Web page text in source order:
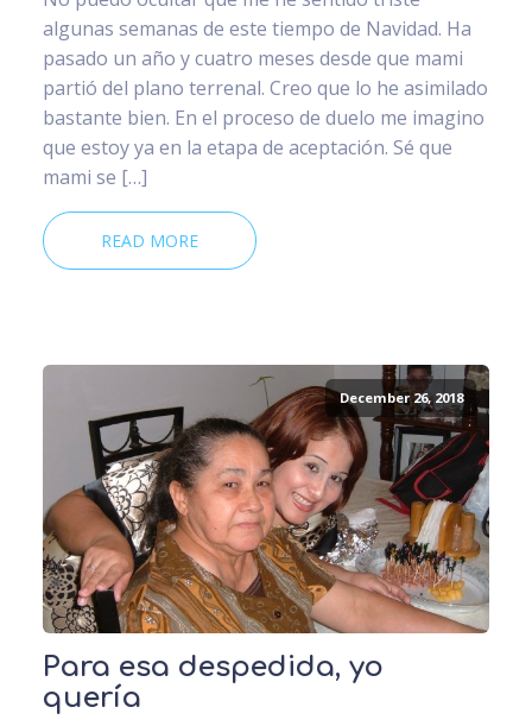
algunas semanas de este tiempo de Navidad. Ha
pasado un año y cuatro meses desde que mami
partió del plano terrenal. Creo que lo he asimilado
bastante bien. En el proceso de duelo me imagino
que estoy ya en la etapa de aceptación. Sé que
mami se […]
READ MORE
December 26, 2018
Para esa despedida, yo
quería